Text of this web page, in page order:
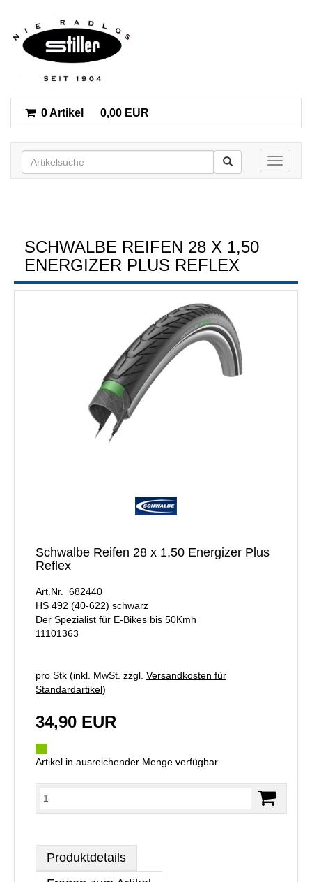
0 Artikel 0,00 EUR
Toggle
SCHWALBE REIFEN 28 X 1,50
ENERGIZER PLUS REFLEX
Schwalbe Reifen 28 x 1,50 Energizer Plus
Reflex
Art.Nr. 682440
HS 492 (40-622) schwarz
Der Spezialist für E-Bikes bis 50Kmh
11101363
pro Stk (inkl. MwSt. zzgl. Versandkosten für
Standardartikel)
34,90 EUR
Artikel in ausreichender Menge verfügbar
Produktdetails